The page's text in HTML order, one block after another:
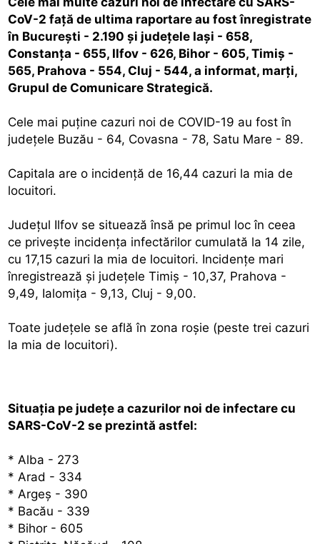
CoV-2 faţă de ultima raportare au fost înregistrate
în Bucureşti - 2.190 şi judeţele Iaşi - 658,
Constanţa - 655, Ilfov - 626, Bihor - 605, Timiş -
565, Prahova - 554, Cluj - 544, a informat, marţi,
Grupul de Comunicare Strategică.
Cele mai puţine cazuri noi de COVID-19 au fost în
judeţele Buzău - 64, Covasna - 78, Satu Mare - 89.
Capitala are o incidenţă de 16,44 cazuri la mia de
locuitori.
Judeţul Ilfov se situează însă pe primul loc în ceea
ce priveşte incidenţa infectărilor cumulată la 14 zile,
cu 17,15 cazuri la mia de locuitori. Incidenţe mari
înregistrează şi judeţele Timiş - 10,37, Prahova -
9,49, Ialomiţa - 9,13, Cluj - 9,00.
Toate judeţele se află în zona roşie (peste trei cazuri
la mia de locuitori).
Situaţia pe judeţe a cazurilor noi de infectare cu
SARS-CoV-2 se prezintă astfel:
* Alba - 273
* Arad - 334
* Argeş - 390
* Bacău - 339
* Bihor - 605